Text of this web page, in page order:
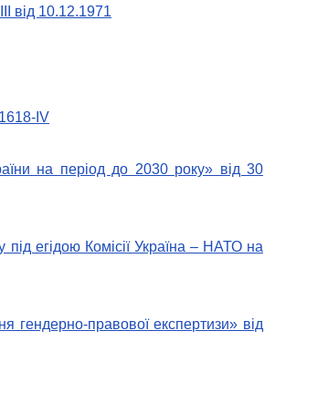
від 10.12.1971
IV
на період до 2030 року» від 30
егідою Комісії Україна – НАТО на
гендерно-правової експертизи» від